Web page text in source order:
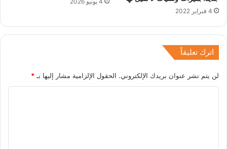
4 فبراير 2022
اترك تعليقاً
لن يتم نشر عنوان بريدك الإلكتروني. الحقول الإلزامية مشار إليها بـ *